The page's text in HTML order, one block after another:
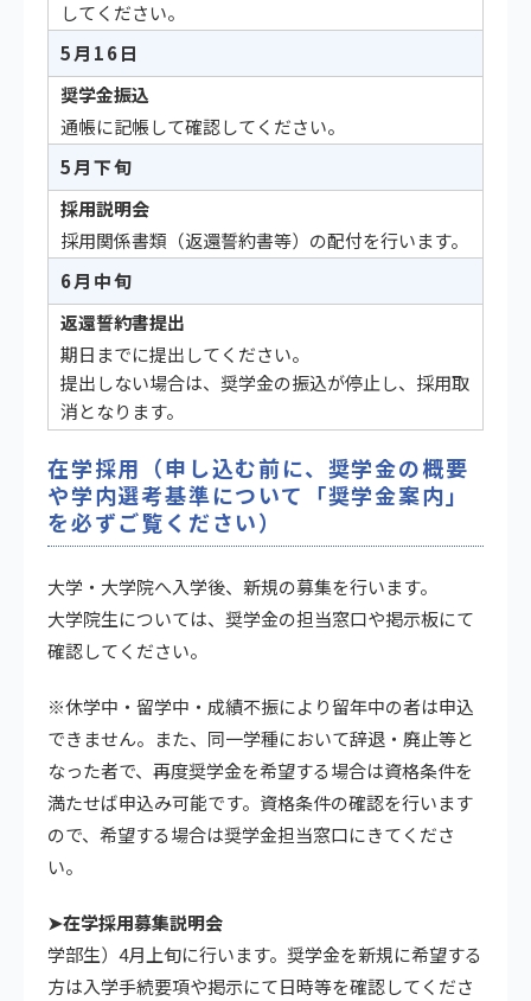
してください。
5月16日
奨学金振込
通帳に記帳して確認してください。
5月下旬
採用説明会
採用関係書類（返還誓約書等）の配付を行います。
6月中旬
返還誓約書提出
期日までに提出してください。
提出しない場合は、奨学金の振込が停止し、採用取
消となります。
在学採用（申し込む前に、奨学金の概要
や学内選考基準について「奨学金案内」
を必ずご覧ください）
大学・大学院へ入学後、新規の募集を行います。
大学院生については、奨学金の担当窓口や掲示板にて
確認してください。
※休学中・留学中・成績不振により留年中の者は申込
できません。また、同一学種において辞退・廃止等と
なった者で、再度奨学金を希望する場合は資格条件を
満たせば申込み可能です。資格条件の確認を行います
ので、希望する場合は奨学金担当窓口にきてくださ
い。
➤在学採用募集説明会
学部生）4月上旬に行います。奨学金を新規に希望する
方は入学手続要項や掲示にて日時等を確認してくださ